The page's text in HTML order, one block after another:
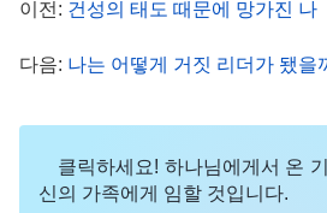
않아 너는 그 기회를 잃게 된다.
리기를 좋아하지 않느냐? 그러
이전: 건성의 태도 때문에 망가진 나
다음: 나는 어떻게 거짓 리더가 됐을
클릭하세요! 하나님에게서 온
신의 가족에게 임할 것입니다.